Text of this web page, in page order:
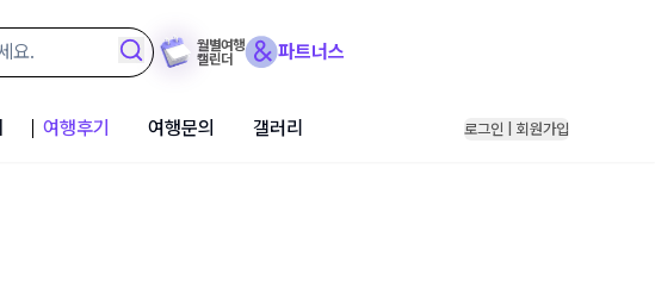
월별여행
캘린더
파트너스
여행후기 여행문의 갤러리 로그인 | 회원가입